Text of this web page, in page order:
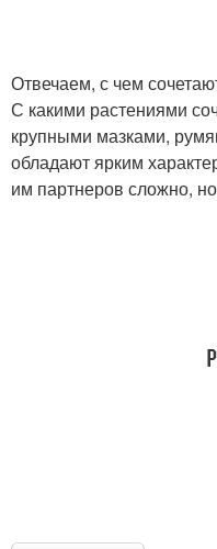
Отвечаем, с чем
С какими растениями
крупными мазками,
обладают ярким
им партнеров сложно,